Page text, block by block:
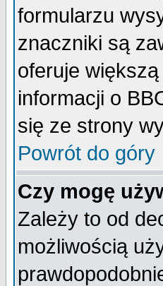
formularzu
znaczniki są
oferuje
informacji o
się ze strony
Powrót do góry
Czy mogę
Zależy to od
możliwością